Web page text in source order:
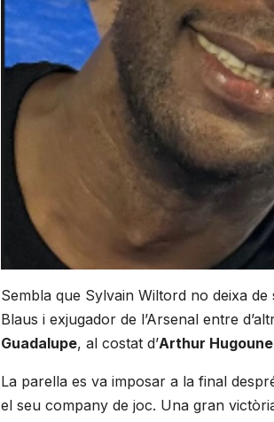
Sembla que Sylvain Wiltord no deixa
Blaus i exjugador de l’Arsenal entre
Guadalupe, al costat d’Arthur
La parella es va imposar a la final
el seu company de joc. Una gran